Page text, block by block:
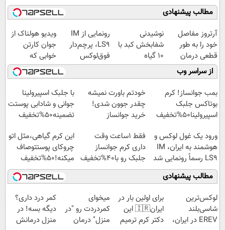
مطالب پیشنهادی
آرتروز مفاصل
خود را به طور
قطعی درمان
کنید!
◗پرسش‌نامه◖
نوشیدنی
شفابخش کبد با
10 گیاه
موثر(تخفیف تا
امشب)
رونمایی از IM
LS9، پرچم‌دار
فوق‌لوکس
EREV وارد بازار
ایران شد
ویدیو هولناک از
جوان کارتن
خوابی که
میلیاردر شد.
آموزش رایگان
از سراسر وب
بمب جوانساز! کرم
بوتاکس جلبک
اسپیرولینا50%تخفیف
خودتم باورت نمیشه
چقدر جوون شدی!
خرید جوانساز
ویژه
با جلبک اسپیرولینا
جوانی و شادابی پوستت
تضمینه50%تخفیف
ورود یک غول لوکس و
هوشمند به ایران، IM
LS9 رسماً رونمایی شد
فقط 1ساعت وقت
داری کرم جوانساز
جلبک رو با40%تخفیف
بخری!
این کرم گیاهی،مثل اتو
چروکای پوستتوصاف
میکنه!50%تخفیف
مطالب پیشنهادی
لوکس‌ترین
شاسی‌بلند
EREV در ایران،
برای اولین بار در
ایران🇮🇷 این
دکتر کرم ترمیم
میخوای
کمردردت رو "در
منزل" درمان
کمر درد داری؟
دیگه بسه! در
منزل درمانش